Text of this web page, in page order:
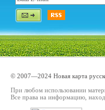
© 2007—2024 Новая карта
При любом использовании
Все права на информацию,